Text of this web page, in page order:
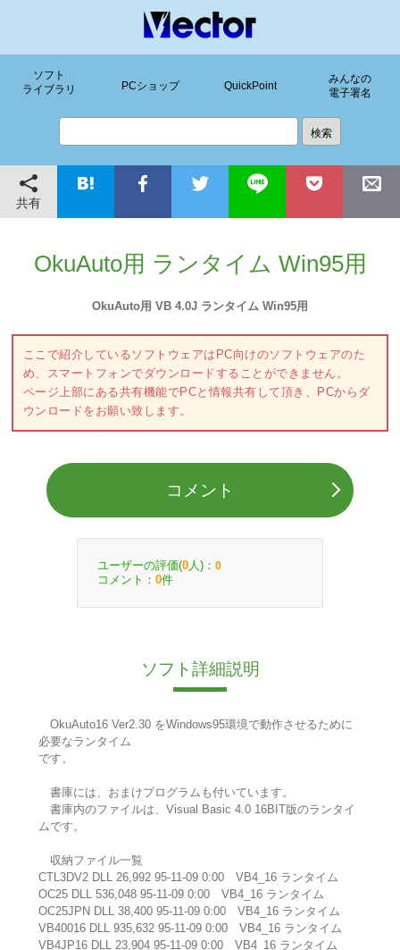
ソフト
ライブラリ
PCショップ QuickPoint
みんなの
電子署名
共有
OkuAuto用 ランタイム Win95用
OkuAuto用 VB 4.0J ランタイム Win95用
ここで紹介しているソフトウェアはPC向けのソフトウェアのた
め、スマートフォンでダウンロードすることができません。
ページ上部にある共有機能でPCと情報共有して頂き、PCからダ
ウンロードをお願い致します。
コメント
ユーザーの評価(0 人)： 0
コメント： 0件
ソフト詳細説明
OkuAuto16 Ver2.30 をWindows95環境で動作させるために
必要なランタイム
です。
書庫には、おまけプログラムも付いています。
書庫内のファイルは、Visual Basic 4.0 16BIT版のランタイ
ムです。
収納ファイル一覧
CTL3DV2 DLL 26,992 95-11-09 0:00 VB4_16 ランタイム
OC25 DLL 536,048 95-11-09 0:00 VB4_16 ランタイム
OC25JPN DLL 38,400 95-11-09 0:00 VB4_16 ランタイム
VB40016 DLL 935,632 95-11-09 0:00 VB4_16 ランタイム
VB4JP16 DLL 23,904 95-11-09 0:00 VB4_16 ランタイム